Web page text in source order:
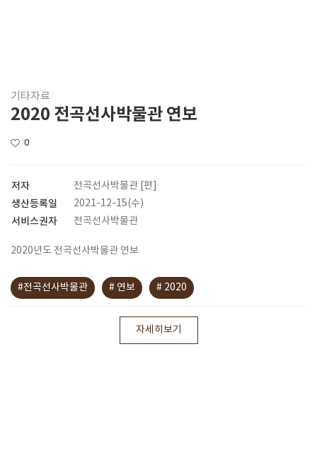
기타자료
2020 전곡선사박물관 연보
0
저자 전곡선사박물관 [편]
생산등록일 2021-12-15(수)
서비스권자 전곡선사박물관
2020년도 전곡선사박물관 연보
#전곡선사박물관 # 연보 # 2020
자세히보기